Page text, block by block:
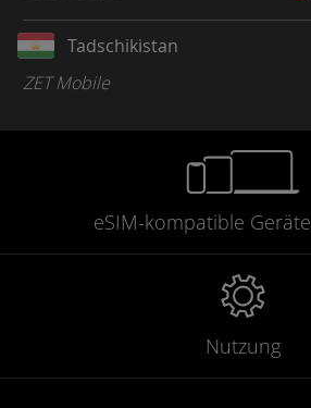
Tadschikistan
ZET Mobile
eSIM-kompatible Geräte
Nutzung